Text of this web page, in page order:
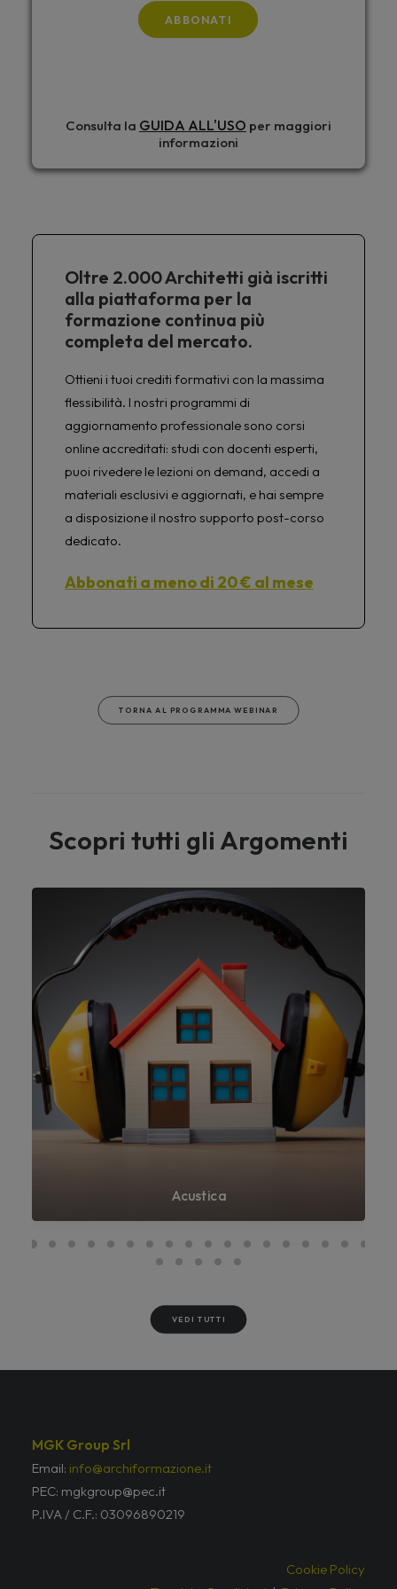
ABBONATI
Consulta la GUIDA ALL'USO per maggiori
informazioni
Oltre 2.000 Architetti già iscritti
alla piattaforma per la
formazione continua più
completa del mercato.
Ottieni i tuoi crediti formativi con la massima
flessibilità. I nostri programmi di
aggiornamento professionale sono corsi
online accreditati: studi con docenti esperti,
puoi rivedere le lezioni on demand, accedi a
materiali esclusivi e aggiornati, e hai sempre
a disposizione il nostro supporto post-corso
dedicato.
Abbonati a meno di 20 € al mese
TORNA AL PROGRAMMA WEBINAR
Scopri tutti gli Argomenti
Acustica
VEDI TUTTI
MGK Group Srl
Email: info@archiformazione.it
PEC: mgkgroup@pec.it
P.IVA / C.F.: 03096890219
Cookie Policy